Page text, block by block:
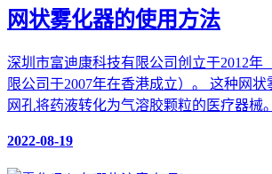
网状雾化器的使用方法
深圳市富迪康科技有限公司创立于2012年
限公司于2007年在香港成立）。 这种网
网孔将药液转化为气溶胶颗粒的医疗器械。
2022-08-19